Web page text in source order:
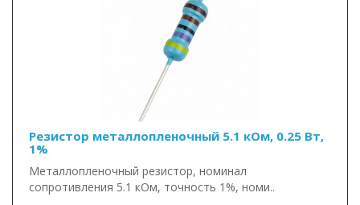
Резистор металлопленочный 5.1 кОм, 0.25 Вт,
1%
Металлопленочный резистор, номинал
сопротивления 5.1 кОм, точность 1%, номи..